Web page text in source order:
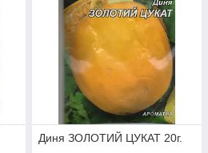
Диня ЗОЛОТИЙ ЦУКАТ 20г.